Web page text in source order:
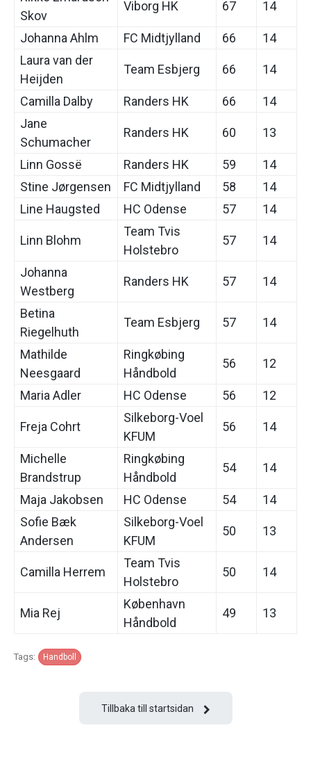
Skov
Viborg HK 67 14
Johanna Ahlm FC Midtjylland 66
14
Laura van der
Heijden
Team Esbjerg 66 14
Camilla Dalby Randers HK 66
14
Jane
Schumacher
Randers HK 60 13
Linn Gossë Randers HK 59
14
Stine Jørgensen
FC Midtjylland 58
14
Line Haugsted
HC Odense 57 14
Linn Blohm
Team Tvis
Holstebro
57 14
Johanna
Westberg
Randers HK 57 14
Betina
Riegelhuth
Team Esbjerg 57 14
Mathilde
Neesgaard
Ringkøbing
Håndbold
56 12
Maria Adler HC Odense 56 12
Freja Cohrt
Silkeborg-Voel
KFUM
56 14
Michelle
Brandstrup
Ringkøbing
Håndbold
54 14
Maja Jakobsen HC Odense 54
14
Sofie Bæk
Andersen
Silkeborg-Voel
KFUM
50 13
Camilla Herrem
Team Tvis
Holstebro
50 14
Mia Rej
København
Håndbold
49 13
Tags: Handboll
Tillbaka till startsidan